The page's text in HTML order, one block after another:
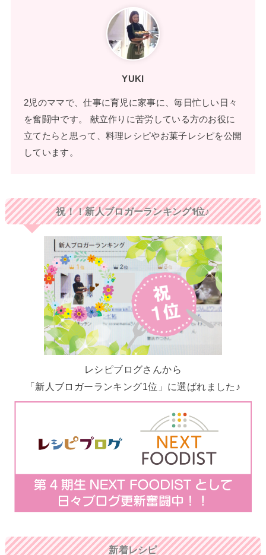
YUKI
2児のママで、仕事に育児に家事に、毎日忙しい日々
を奮闘中です。 献立作りに苦労している方のお役に
立てたらと思って、料理レシピやお菓子レシピを公開
しています。
祝！！新人ブロガーランキング1位♪
レシピブログさんから
「新人ブロガーランキング1位」に選ばれました♪
新着レシピ